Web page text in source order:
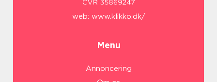
web: www.klikko.dk/
Menu
Annoncering